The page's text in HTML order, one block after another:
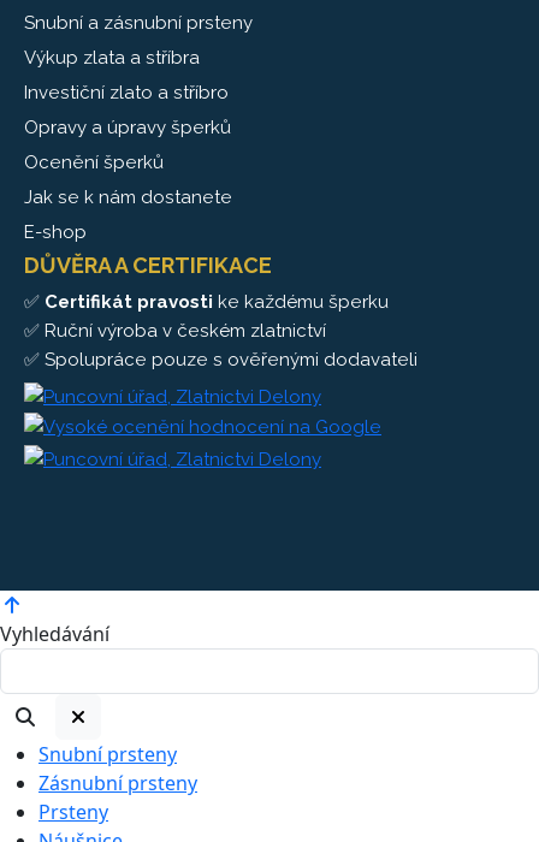
Snubní a zásnubní prsteny
Výkup zlata a stříbra
Investiční zlato a stříbro
Opravy a úpravy šperků
Ocenění šperků
Jak se k nám dostanete
E-shop
DŮVĚRA A CERTIFIKACE
✅ Certifikát pravosti ke každému šperku
✅ Ruční výroba v českém zlatnictví
✅ Spolupráce pouze s ověřenými dodavateli
Vyhledávání
Snubní prsteny
Zásnubní prsteny
Prsteny